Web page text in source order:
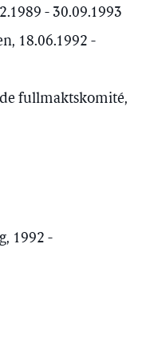
- 30.09.1993
18.06.1992 -
fullmaktskomité,
1992 -